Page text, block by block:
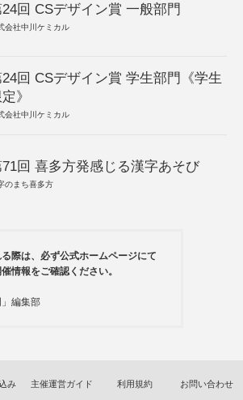
回 CSデザイン賞 一般部門
会社中川ケミカル
回 CSデザイン賞 学生部門《学生
》
会社中川ケミカル
回 喜多方発感じる漢字あそび
のまち喜多方
際は、必ず公式ホームページにて
情報をご確認ください。
」編集部
み 主催運営ガイド 利用規約 お問い合わせ